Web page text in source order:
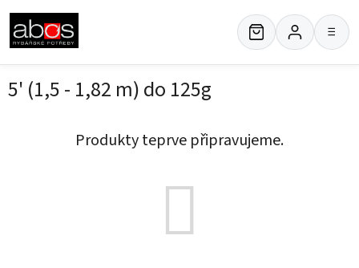
obsah
≡
5' (1,5 - 1,82 m) do 125g
Produkty teprve připravujeme.